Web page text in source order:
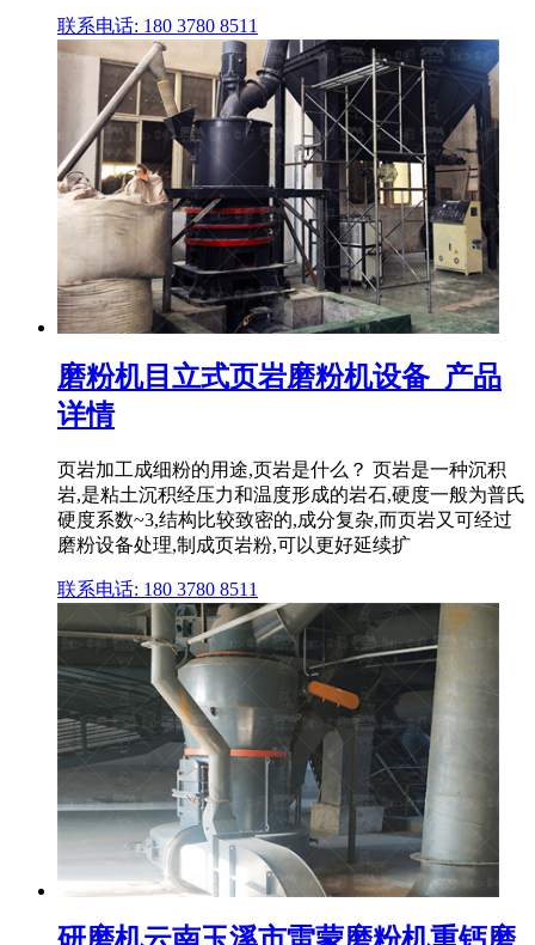
联系电话: 180 3780 8511
磨粉机目立式页岩磨粉机设备_产品
详情
页岩加工成细粉的用途,页岩是什么？ 页岩是一种沉积
岩,是粘土沉积经压力和温度形成的岩石,硬度一般为普氏
硬度系数~3,结构比较致密的,成分复杂,而页岩又可经过
磨粉设备处理,制成页岩粉,可以更好延续扩
联系电话: 180 3780 8511